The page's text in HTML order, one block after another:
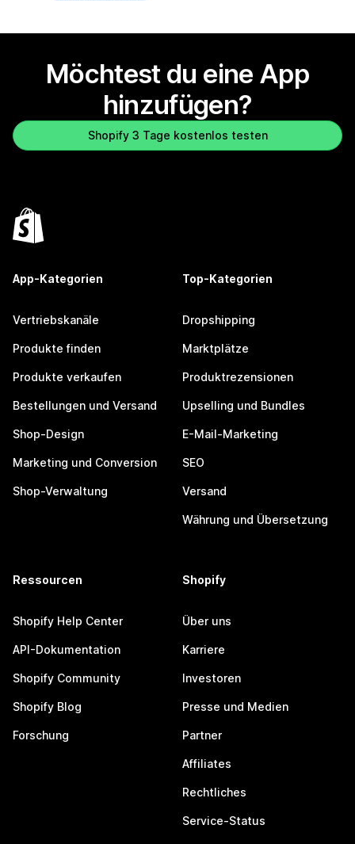
Möchtest du eine App
hinzufügen?
Shopify 3 Tage kostenlos testen
App-Kategorien
Vertriebskanäle
Produkte finden
Produkte verkaufen
Bestellungen und Versand
Shop-Design
Marketing und Conversion
Shop-Verwaltung
Top-Kategorien
Dropshipping
Marktplätze
Produktrezensionen
Upselling und Bundles
E-Mail-Marketing
SEO
Versand
Währung und Übersetzung
Ressourcen
Shopify Help Center
API-Dokumentation
Shopify Community
Shopify Blog
Forschung
Shopify
Über uns
Karriere
Investoren
Presse und Medien
Partner
Affiliates
Rechtliches
Service-Status